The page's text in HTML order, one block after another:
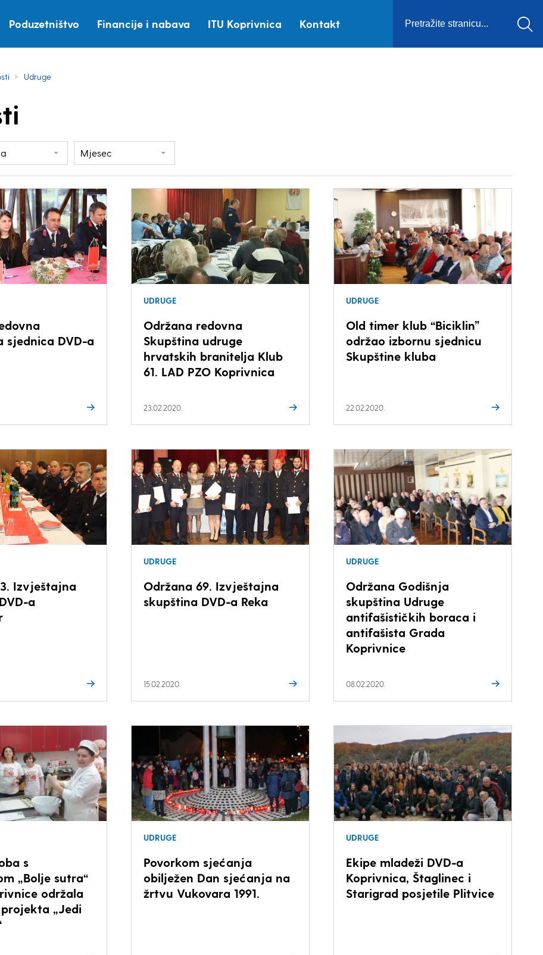
Poduzetništvo Financije i nabava ITU Koprivnica Kontakt
Udruge
Mjesec
sjednica DVD-a
UDRUGE
Održana redovna
Skupština udruge
hrvatskih branitelja Klub
61. LAD PZO Koprivnica
23.02.2020.
UDRUGE
Old timer klub “Biciklin”
održao izbornu sjednicu
Skupštine kluba
22.02.2020.
Izvještajna
a
UDRUGE
Održana 69. Izvještajna
skupština DVD-a Reka
15.02.2020.
UDRUGE
Održana Godišnja
skupština Udruge
antifašističkih boraca i
antifašista Grada
Koprivnice
08.02.2020.
s
„Bolje sutra“
održala
„Jedi
UDRUGE
Povorkom sjećanja
obilježen Dan sjećanja na
žrtvu Vukovara 1991.
UDRUGE
Ekipe mladeži DVD-a
Koprivnica, Štaglinec i
Starigrad posjetile Plitvice